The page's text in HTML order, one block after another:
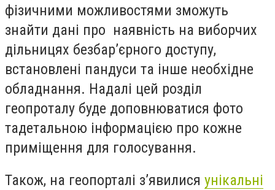
фізичними можливостями зможуть
знайти дані про наявність на виборчих
дільницях безбар’єрного доступу,
встановлені пандуси та інше необхідне
обладнання. Надалі цей розділ
геопроталу буде доповнюватися фото
тадетальною інформацією про кожне
приміщення для голосування.
Також, на геопорталі з’явилися унікальні